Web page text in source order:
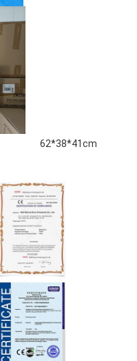
62*38*41cm